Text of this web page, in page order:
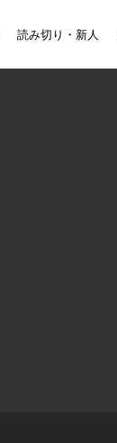
読み切り・新人